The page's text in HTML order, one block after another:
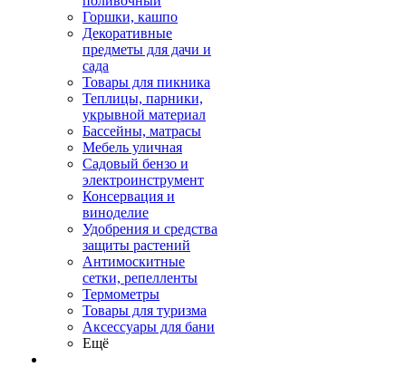
Горшки, кашпо
Декоративные
предметы для дачи и
сада
Товары для пикника
Теплицы, парники,
укрывной материал
Бассейны, матрасы
Мебель уличная
Садовый бензо и
электроинструмент
Консервация и
виноделие
Удобрения и средства
защиты растений
Антимоскитные
сетки, репелленты
Термометры
Товары для туризма
Аксессуары для бани
Ещё